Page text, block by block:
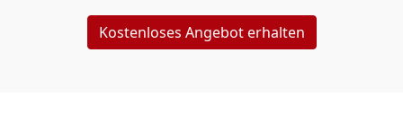
Kostenloses Angebot erhalten